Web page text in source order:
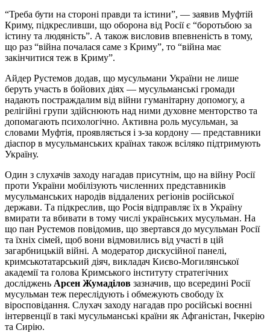
“Треба бути на стороні правди та істини”, — заявив Муфтій
Криму, підкресливши, що оборона від Росії є “боротьбою за
істину та людяність”. А також висловив впевненість в тому,
що раз “війна почалася саме з Криму”, то “війна має
закінчитися теж в Криму”.
Айдер Рустемов додав, що мусульмани України не лише
беруть участь в бойових діях — мусульманські громади
надають постраждалим від війни гуманітарну допомогу, а
релігійні групи здійснюють над ними духовне менторство та
допомагають психологічно. Активна роль мусульман, за
словами Муфтія, проявляється і з-за кордону — представники
діаспор в мусульманських країнах також всіляко підтримують
Україну.
Один з слухачів заходу нагадав присутнім, що на війну Росії
проти України мобілізують численних представників
мусульманських народів віддалених регіонів російської
держави. Та підкреслив, що Росія відправляє їх в Україну
вмирати та вбивати в тому числі українських мусульман. На
що пан Рустемов повідомив, що звертався до мусульман Росії
та їхніх сімей, щоб вони відмовились від участі в цій
загарбницькій війні. А модератор дискусійної панелі,
кримськотатарський діяч, викладач Києво-Могилянської
академії та голова Кримського інституту стратегічних
досліджень Арсен Жумаділов зазначив, що всередині Росії
мусульман теж переслідують і обмежують свободу їх
віросповідання. Слухач заходу нагадав про російські воєнні
інтервенції в такі мусульманські країни як Афганістан, Ічкерію
та Сирію.